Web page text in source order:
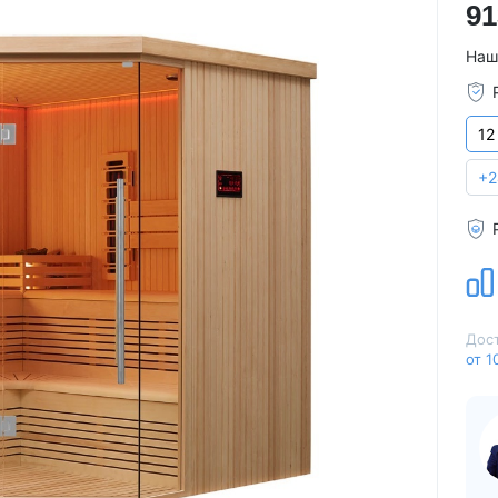
Для вечеринок
Профессиональные
Спортивные
Страна производитель
Из Австралии
Из Италии
США
Из Германии
Из Китая
Из Канады
Из Венгрии
Из Чехии
Из Испании
от